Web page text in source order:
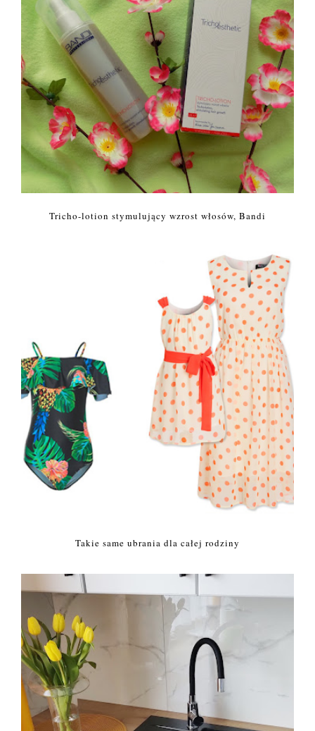
Tricho-lotion stymulujący wzrost włosów, Bandi
Takie same ubrania dla całej rodziny